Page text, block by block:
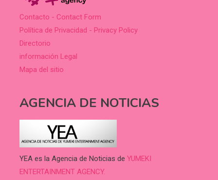
Contacto - Contact Form
Política de Privacidad - Privacy Policy
Directorio
información Legal
Mapa del sitio
AGENCIA DE NOTICIAS
YEA es la Agencia de Noticias de YUMEKI
ENTERTAINMENT AGENCY.